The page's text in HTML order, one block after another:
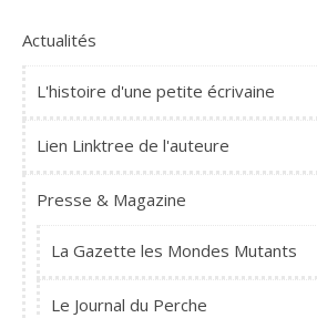
Actualités
L'histoire d'une petite écrivaine
Lien Linktree de l'auteure
Presse & Magazine
La Gazette les Mondes Mutants
Le Journal du Perche